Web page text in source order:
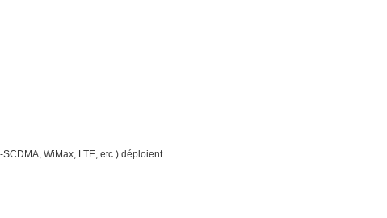
WiMax, LTE, etc.) déploient